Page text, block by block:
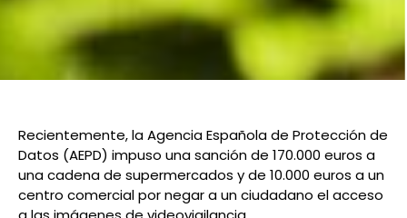
Recientemente, la Agencia Española de Protección de
Datos (AEPD) impuso una sanción de 170.000 euros a
una cadena de supermercados y de 10.000 euros a un
centro comercial por negar a un ciudadano el acceso